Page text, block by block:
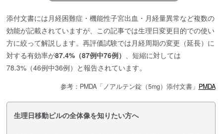
添付文書には月経困難症・機能性子宮出血・月経量異常など複数の
効能が記載されていますが、この記事では生理日変更目的での使い
方に絞って解説します。再評価試験では月経周期の変更（延長）に
対する有効率が87.4%（87例中76例） 、短縮に対しては
78.3%（46例中36例）と報告されています。
参考：PMDA「ノアルテン錠（5mg）添付文書」 PMDA
生理日移動ピルの全体像を知りたい方へ